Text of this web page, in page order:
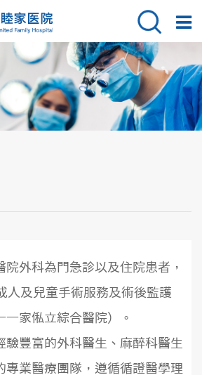
院外科為門急診以及住院患者，
人及兒童手術服務及術後監護
一家俬立綜合醫院）。
驗豐富的外科醫生、麻醉科醫生
專業醫療團隊，遵循循證醫學理